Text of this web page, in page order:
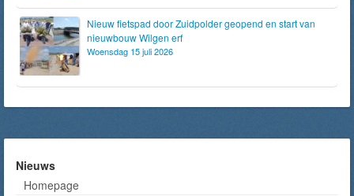
Nieuw fietspad door Zuidpolder geopend en start van
nieuwbouw Wilgen erf
Woensdag 15 juli 2026
Nieuws
Homepage